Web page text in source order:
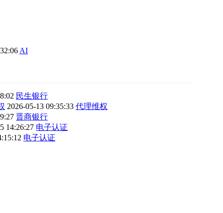
AI
民生银行
2026-05-13 09:35:33 代理维权
晋商银行
14:26:27 电子认证
电子认证